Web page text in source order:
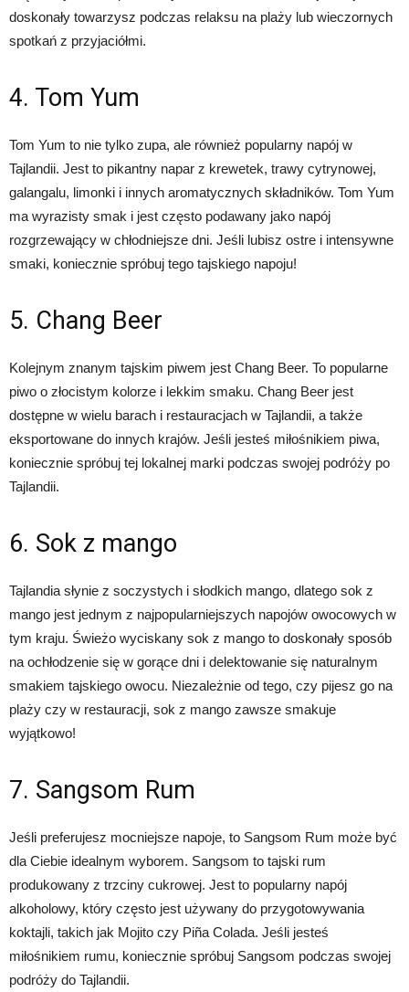
doskonały towarzysz podczas relaksu na plaży lub wieczornych
spotkań z przyjaciółmi.
4. Tom Yum
Tom Yum to nie tylko zupa, ale również popularny napój w
Tajlandii. Jest to pikantny napar z krewetek, trawy cytrynowej,
galangalu, limonki i innych aromatycznych składników. Tom Yum
ma wyrazisty smak i jest często podawany jako napój
rozgrzewający w chłodniejsze dni. Jeśli lubisz ostre i intensywne
smaki, koniecznie spróbuj tego tajskiego napoju!
5. Chang Beer
Kolejnym znanym tajskim piwem jest Chang Beer. To popularne
piwo o złocistym kolorze i lekkim smaku. Chang Beer jest
dostępne w wielu barach i restauracjach w Tajlandii, a także
eksportowane do innych krajów. Jeśli jesteś miłośnikiem piwa,
koniecznie spróbuj tej lokalnej marki podczas swojej podróży po
Tajlandii.
6. Sok z mango
Tajlandia słynie z soczystych i słodkich mango, dlatego sok z
mango jest jednym z najpopularniejszych napojów owocowych w
tym kraju. Świeżo wyciskany sok z mango to doskonały sposób
na ochłodzenie się w gorące dni i delektowanie się naturalnym
smakiem tajskiego owocu. Niezależnie od tego, czy pijesz go na
plaży czy w restauracji, sok z mango zawsze smakuje
wyjątkowo!
7. Sangsom Rum
Jeśli preferujesz mocniejsze napoje, to Sangsom Rum może być
dla Ciebie idealnym wyborem. Sangsom to tajski rum
produkowany z trzciny cukrowej. Jest to popularny napój
alkoholowy, który często jest używany do przygotowywania
koktajli, takich jak Mojito czy Piña Colada. Jeśli jesteś
miłośnikiem rumu, koniecznie spróbuj Sangsom podczas swojej
podróży do Tajlandii.